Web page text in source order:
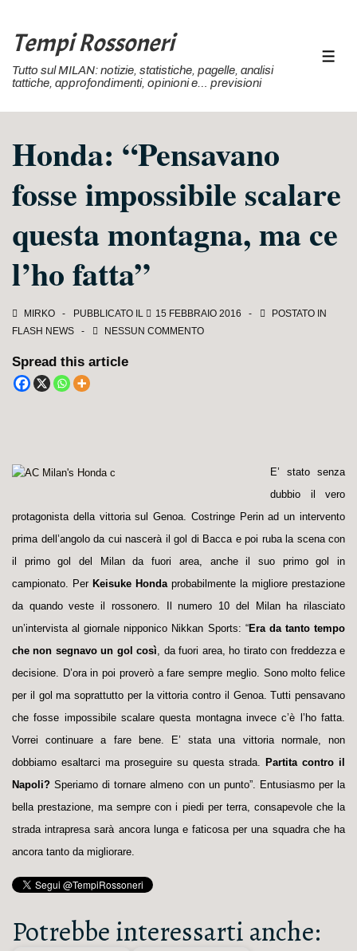
Vai
contenuto
Tempi Rossoneri
Tutto sul MILAN: notizie, statistiche, pagelle, analisi
tattiche, approfondimenti, opinioni e… previsioni
Honda: “Pensavano
fosse impossibile scalare
questa montagna, ma ce
l’ho fatta”
MIRKO PUBBLICATO IL 15 FEBBRAIO 2016
POSTATO IN
FLASH NEWS
NESSUN COMMENTO
Spread this article
E’ stato senza
dubbio il vero
protagonista della vittoria sul Genoa. Costringe Perin ad un intervento
prima dell’angolo da cui nascerà il gol di Bacca e poi ruba la scena con
il primo gol del Milan da fuori area, anche il suo primo gol in
campionato. Per Keisuke Hondaprobabilmente la migliore prestazione
da quando veste il rossonero. Il numero 10 del Milan ha rilasciato
un’intervista al giornale nipponico Nikkan Sports: “Era da tanto tempo
che non segnavo un gol così, da fuori area, ho tirato con freddezza e
decisione. D’ora in poi proverò a fare sempre meglio. Sono molto felice
per il gol ma soprattutto per la vittoria contro il Genoa. Tutti pensavano
che fosse impossibile scalare questa montagna invece c’è l’ho fatta.
Vorrei continuare a fare bene. E’ stata una vittoria normale, non
dobbiamo esaltarci ma proseguire su questa strada. Partita contro il
Napoli? Speriamo di tornare almeno con un punto”. Entusiasmo per la
bella prestazione, ma sempre con i piedi per terra, consapevole che la
strada intrapresa sarà ancora lunga e faticosa per una squadra che ha
ancora tanto da migliorare.
Potrebbe interessarti anche: